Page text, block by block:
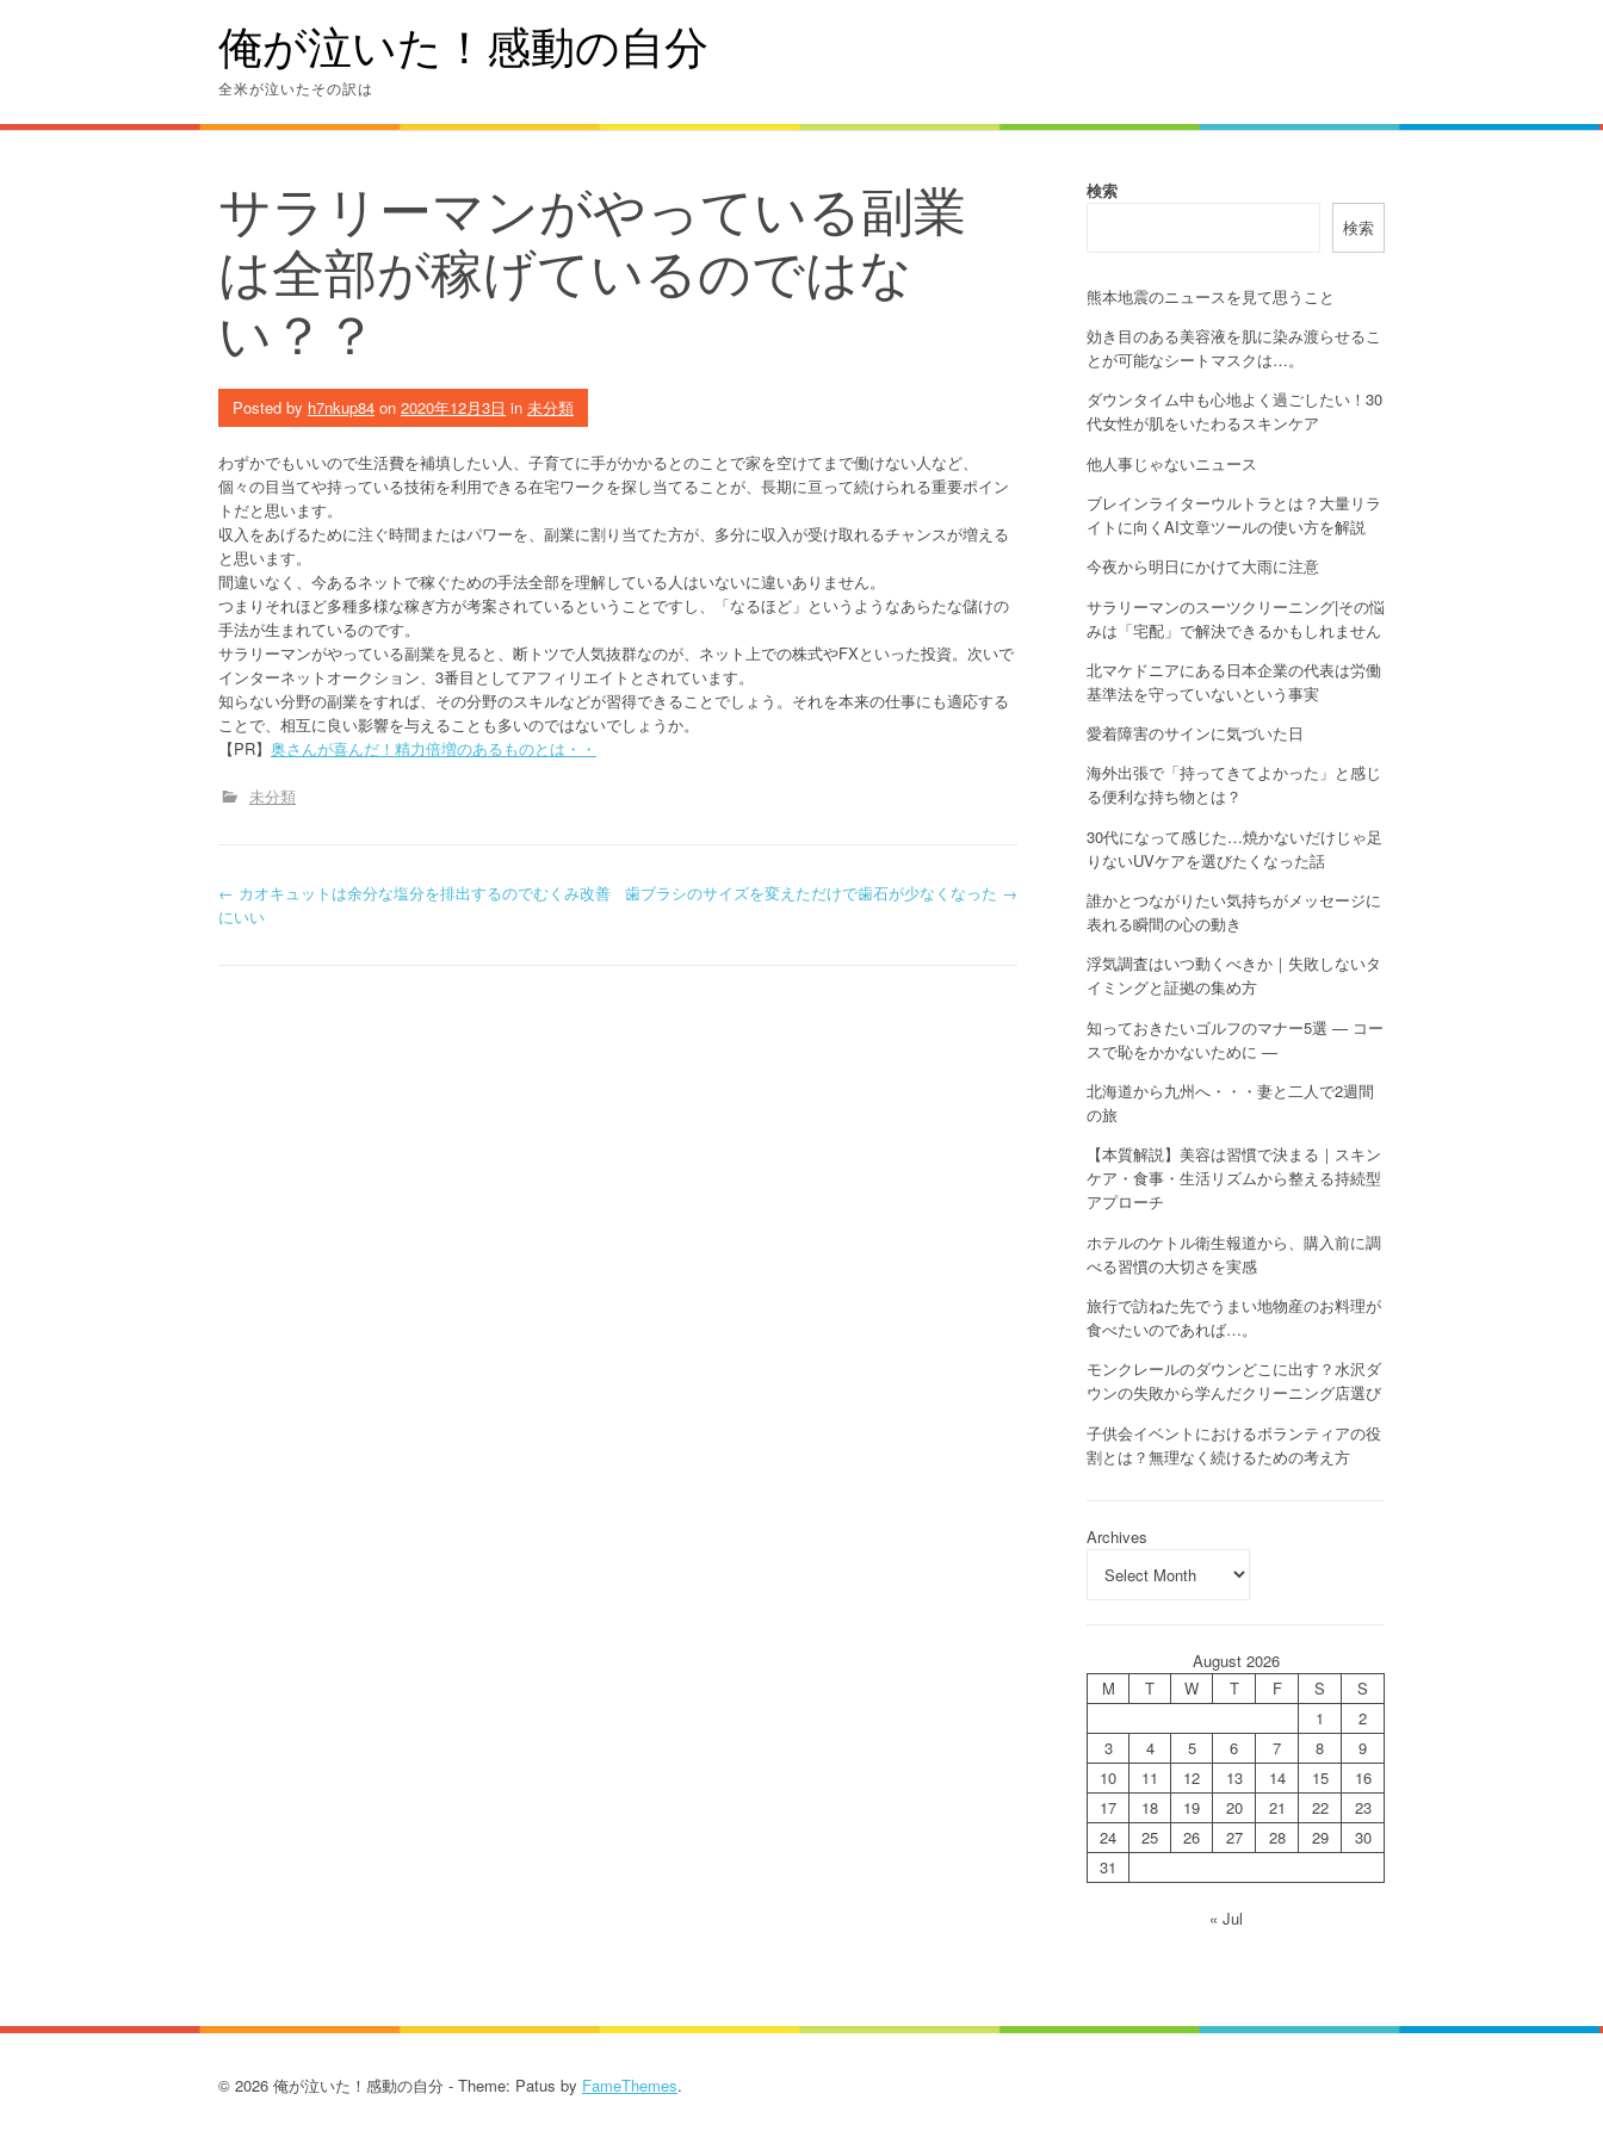
俺が泣いた！感動の自分
全米が泣いたその訳は
サラリーマンがやっている副業
は全部が稼げているのではな
い？？
Posted by h7nkup84 on 2020年12月3日 in 未分類
わずかでもいいので生活費を補填したい人、子育てに手がかかるとのことで家を空けてまで働けない人など、
個々の目当てや持っている技術を利用できる在宅ワークを探し当てることが、長期に亘って続けられる重要ポイン
トだと思います。
収入をあげるために注ぐ時間またはパワーを、副業に割り当てた方が、多分に収入が受け取れるチャンスが増える
と思います。
間違いなく、今あるネットで稼ぐための手法全部を理解している人はいないに違いありません。
つまりそれほど多種多様な稼ぎ方が考案されているということですし、「なるほど」というようなあらたな儲けの
手法が生まれているのです。
サラリーマンがやっている副業を見ると、断トツで人気抜群なのが、ネット上での株式やFXといった投資。次いで
インターネットオークション、3番目としてアフィリエイトとされています。
知らない分野の副業をすれば、その分野のスキルなどが習得できることでしょう。それを本来の仕事にも適応する
ことで、相互に良い影響を与えることも多いのではないでしょうか。
【PR】 奥さんが喜んだ！精力倍増のあるものとは・・
未分類
P
← カオキュットは余分な塩分を排出するのでむくみ改善
にいい
歯ブラシのサイズを変えただけで歯石が少なくなった →
検索
検索
熊本地震のニュースを見て思うこと
効き目のある美容液を肌に染み渡らせるこ
とが可能なシートマスクは…。
ダウンタイム中も心地よく過ごしたい！30
代女性が肌をいたわるスキンケア
他人事じゃないニュース
ブレインライターウルトラとは？大量リラ
イトに向くAI文章ツールの使い方を解説
今夜から明日にかけて大雨に注意
サラリーマンのスーツクリーニング|その悩
みは「宅配」で解決できるかもしれません
北マケドニアにある日本企業の代表は労働
基準法を守っていないという事実
愛着障害のサインに気づいた日
海外出張で「持ってきてよかった」と感じ
る便利な持ち物とは？
30代になって感じた…焼かないだけじゃ足
りないUVケアを選びたくなった話
誰かとつながりたい気持ちがメッセージに
表れる瞬間の心の動き
浮気調査はいつ動くべきか｜失敗しないタ
イミングと証拠の集め方
知っておきたいゴルフのマナー5選 — コー
スで恥をかかないために —
北海道から九州へ・・・妻と二人で2週間
の旅
【本質解説】美容は習慣で決まる｜スキン
ケア・食事・生活リズムから整える持続型
アプローチ
ホテルのケトル衛生報道から、購入前に調
べる習慣の大切さを実感
旅行で訪ねた先でうまい地物産のお料理が
食べたいのであれば…。
モンクレールのダウンどこに出す？水沢ダ
ウンの失敗から学んだクリーニング店選び
子供会イベントにおけるボランティアの役
割とは？無理なく続けるための考え方
Archives
August 2026
M
T W T F S
S
1
2
3
4 5 6 7 8
9
10
11 12 13 14 15
16
17
18 19 20 21 22
23
24
25 26 27 28 29
30
31
« Jul
© 2026 俺が泣いた！感動の自分 - Theme: Patus by FameThemes.